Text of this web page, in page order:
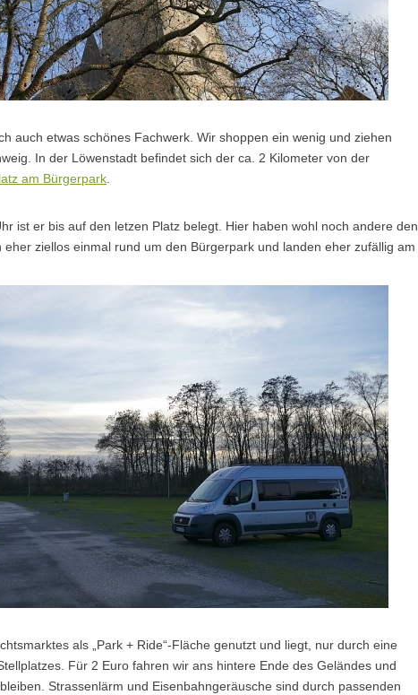
auch etwas schönes Fachwerk. Wir shoppen ein wenig und ziehen
In der Löwenstadt befindet sich der ca. 2 Kilometer von der
am Bürgerpark
ist er bis auf den letzen Platz belegt. Hier haben wohl noch andere den
ziellos einmal rund um den Bürgerpark und landen eher zufällig am
als „Park + Ride“-Fläche genutzt und liegt, nur durch eine
Für 2 Euro fahren wir ans hintere Ende des Geländes und
Strassenlärm und Eisenbahngeräusche sind durch passenden